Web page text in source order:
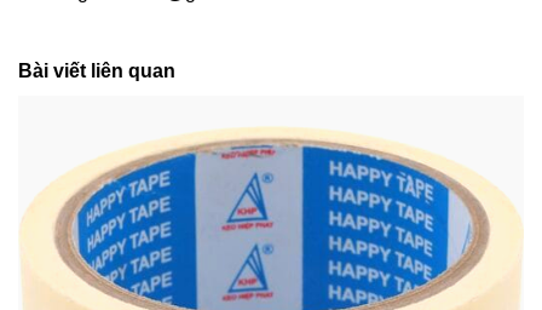
Bài viết liên quan